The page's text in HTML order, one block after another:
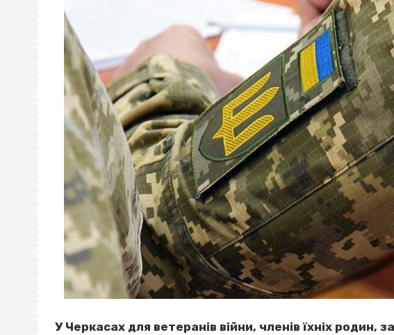
У Черкасах для ветеранів війни, членів їхніх родин,